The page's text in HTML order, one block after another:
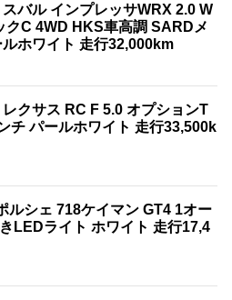
スバル インプレッサWRX 2.0 W
クC 4WD HKS車高調 SARDメ
ホワイト 走行32,000km
レクサス RC F 5.0 オプションT
チ パールホワイト 走行33,500k
ルシェ 718ケイマン GT4 1オー
LEDライト ホワイト 走行17,4